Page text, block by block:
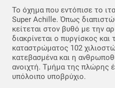
Το όχημα που εντόπισε το
Super Achille. Όπως
κείτεται στον βυθό με την
διακρίνεται ο πυργίσκος
καταστρώματος 102
κατεβασμένα και η
ανοιχτή. Τμήμα της πλώρης
υπόλοιπο υποβρύχιο.